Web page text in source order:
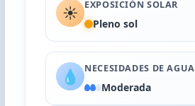
☀️ EXPOSICIÓN SOLAR
Pleno sol
💧 NECESIDADES DE AGUA
Moderada